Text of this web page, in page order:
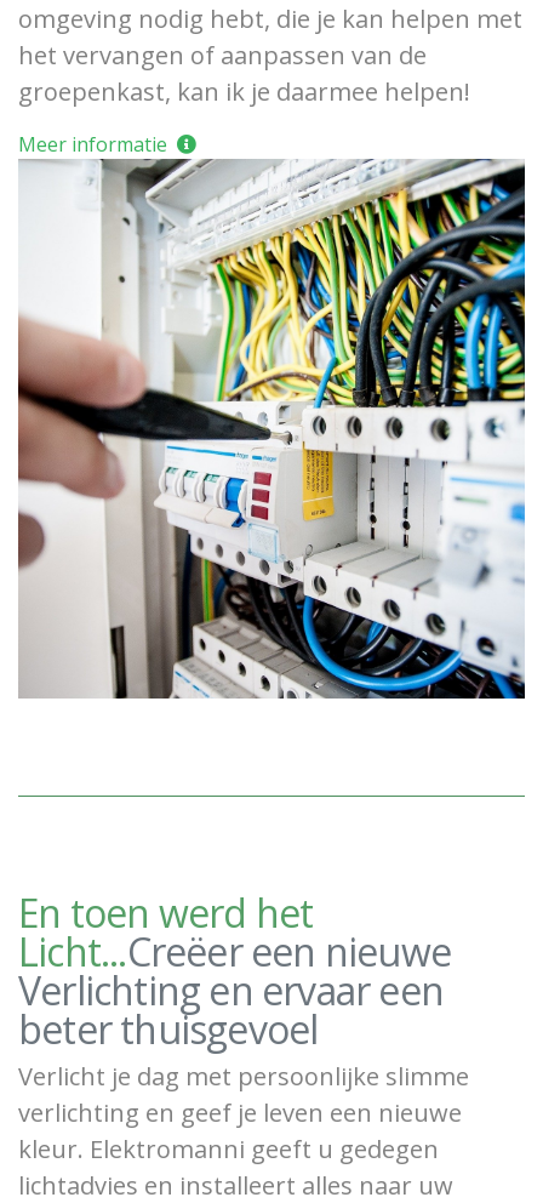
omgeving nodig hebt, die je kan helpen met
het vervangen of aanpassen van de
groepenkast, kan ik je daarmee helpen!
Meer informatie
En toen werd het
Licht...Creëer een nieuwe
Verlichting en ervaar een
beter thuisgevoel
Verlicht je dag met persoonlijke slimme
verlichting en geef je leven een nieuwe
kleur. Elektromanni geeft u gedegen
lichtadvies en installeert alles naar uw